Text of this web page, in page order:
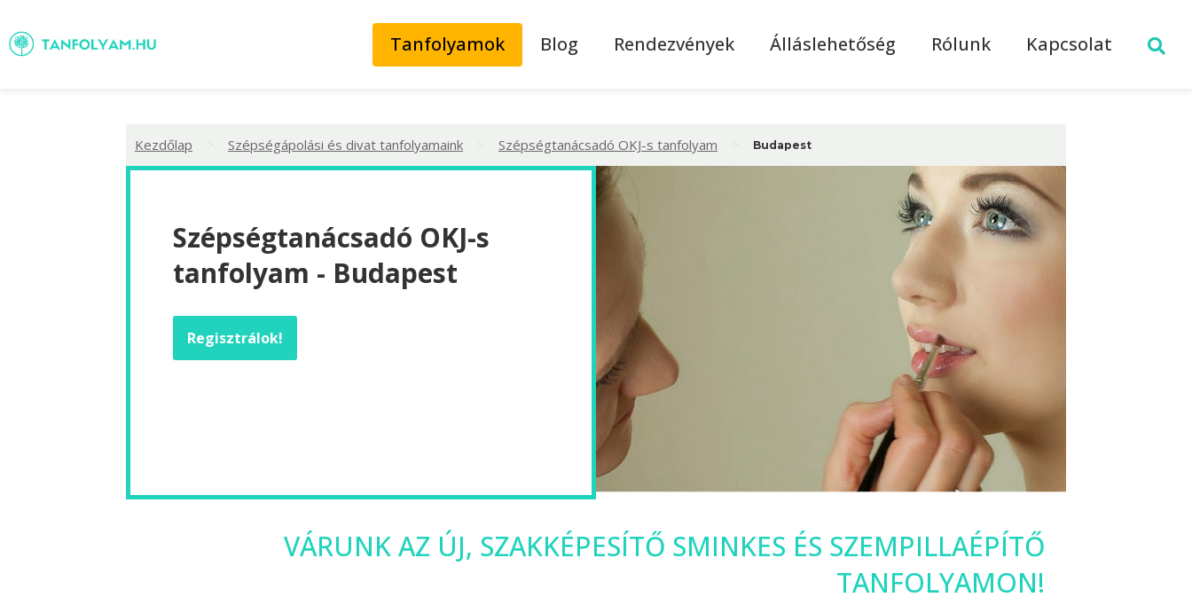
Tanfolyamok Blog Rendezvények Álláslehetőség Rólunk Kapcsolat
Kezdőlap Szépségápolási és divat tanfolyamaink Szépségtanácsadó OKJ-s tanfolyam Budapest
Szépségtanácsadó OKJ-s
tanfolyam - Budapest
Regisztrálok!
VÁRUNK AZ ÚJ, SZAKKÉPESÍTŐ SMINKES ÉS SZEMPILLAÉPÍTŐ
TANFOLYAMON!